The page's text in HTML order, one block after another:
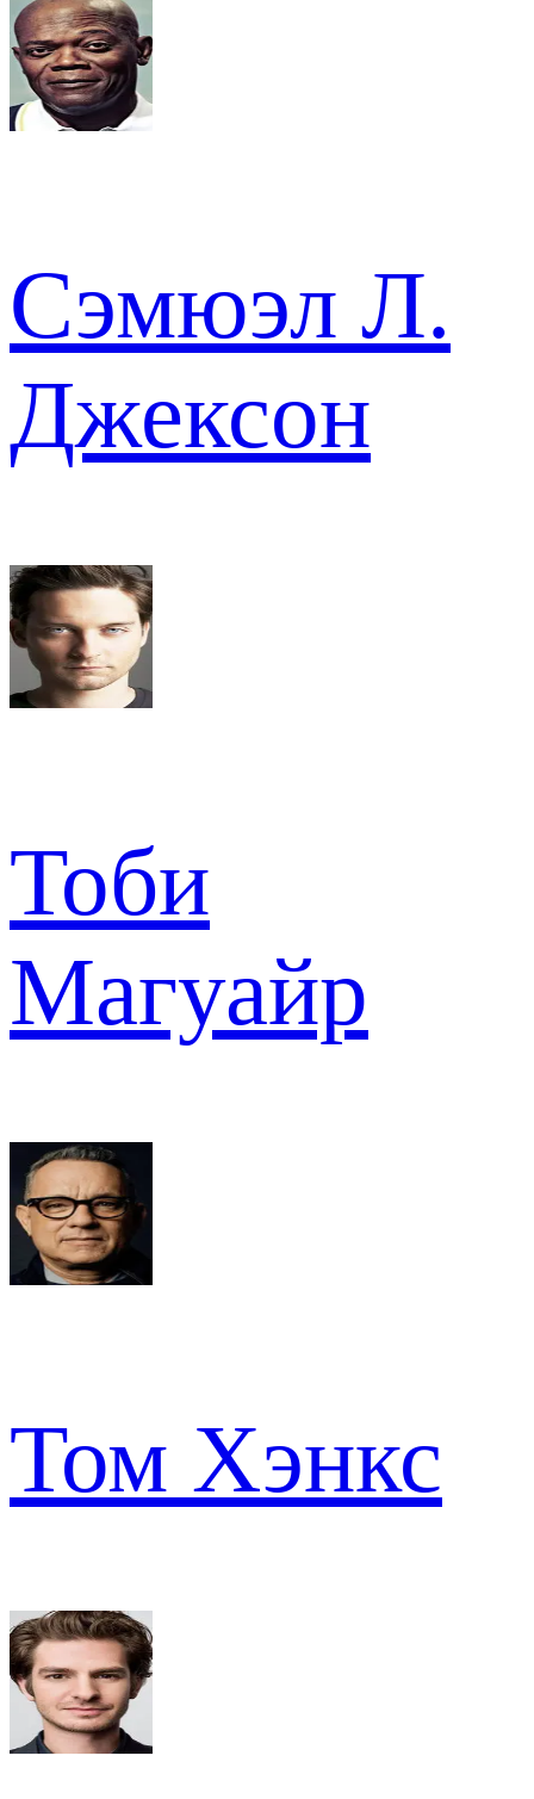
Сэмюэл Л.
Джексон
Тоби
Магуайр
Том Хэнкс